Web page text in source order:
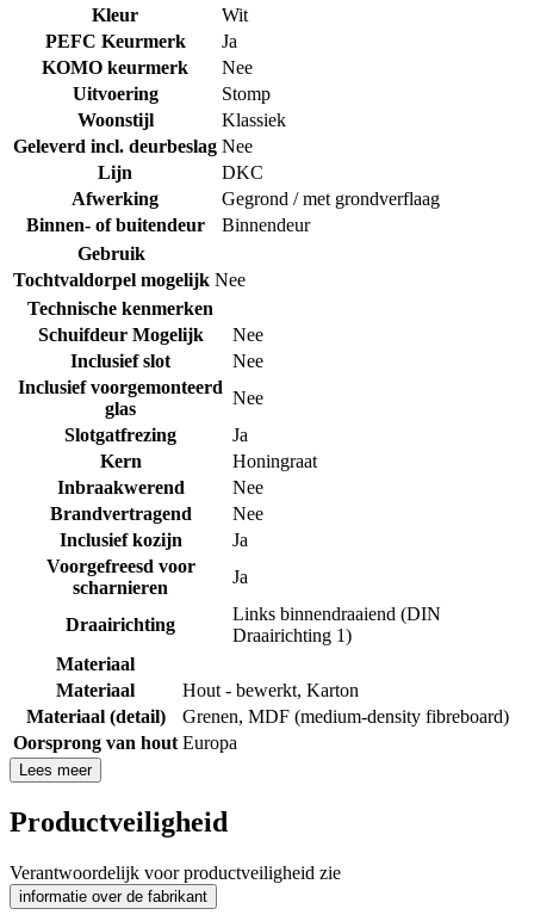
Kleur
Wit
PEFC Keurmerk
Ja
KOMO keurmerk
Nee
Uitvoering
Stomp
Woonstijl
Klassiek
Geleverd incl. deurbeslag Nee
Lijn
DKC
Afwerking
Gegrond / met grondverflaag
Binnen- of buitendeur
Binnendeur
Gebruik
Tochtvaldorpel mogelijk Nee
Technische kenmerken
Schuifdeur Mogelijk
Nee
Inclusief slot
Nee
Inclusief voorgemonteerd
glas
Nee
Slotgatfrezing
Ja
Kern
Honingraat
Inbraakwerend
Nee
Brandvertragend
Nee
Inclusief kozijn
Ja
Voorgefreesd voor
scharnieren
Ja
Draairichting
Links binnendraaiend (DIN
Draairichting 1)
Materiaal
Materiaal
Hout - bewerkt, Karton
Materiaal (detail)
Grenen, MDF (medium-density fibreboard)
Oorsprong van hout Europa
Lees meer
Productveiligheid
Verantwoordelijk voor productveiligheid zie
informatie over de fabrikant